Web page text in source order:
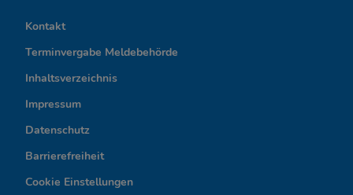
n
t
e
r
e
s
Kontakt
Terminvergabe Meldebehörde
Inhaltsverzeichnis
Impressum
Datenschutz
Barrierefreiheit
Cookie Einstellungen